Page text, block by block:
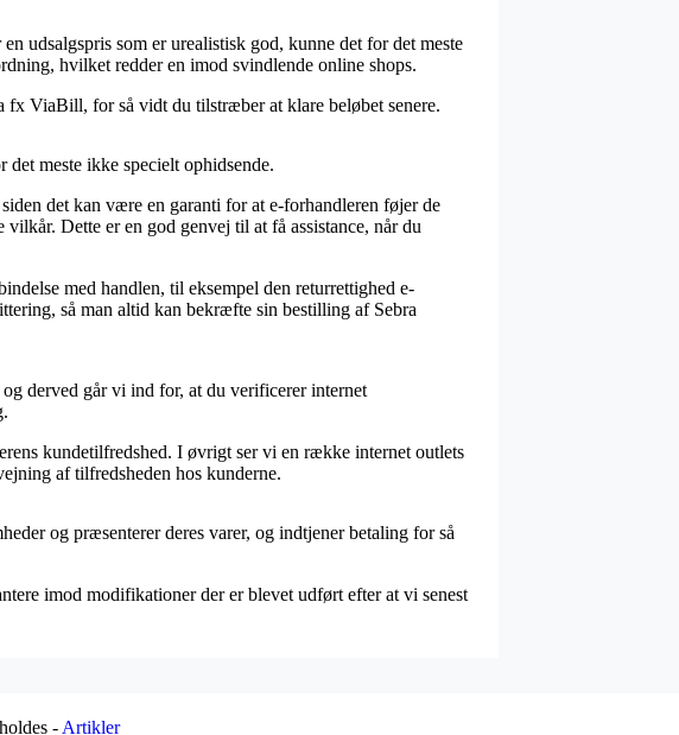
udsalgspris som er urealistisk god, kunne det for det meste
hvilket redder en imod svindlende online shops.
ViaBill, for så vidt du tilstræber at klare beløbet senere.
meste ikke specielt ophidsende.
det kan være en garanti for at e-forhandleren føjer de
Dette er en god genvej til at få assistance, når du
med handlen, til eksempel den returrettighed e-
så man altid kan bekræfte sin bestilling af Sebra
derved går vi ind for, at du verificerer internet
kundetilfredshed. I øvrigt ser vi en række internet outlets
af tilfredsheden hos kunderne.
og præsenterer deres varer, og indtjener betaling for så
imod modifikationer der er blevet udført efter at vi senest
- Artikler